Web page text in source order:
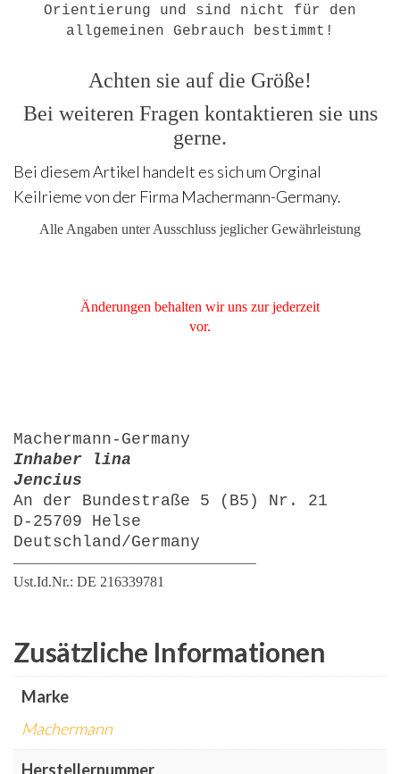
Orientierung und sind nicht für den
allgemeinen Gebrauch bestimmt!
Achten sie auf die Größe!
Bei weiteren Fragen kontaktieren sie uns
gerne.
Bei diesem Artikel handelt es sich um Orginal
Keilrieme von der Firma Machermann-Germany.
Alle Angaben unter Ausschluss jeglicher Gewährleistung
Änderungen behalten wir uns zur jederzeit
vor.
Machermann-Germany
Inhaber lina
Jencius
An der Bundestraße 5 (B5) Nr. 21
D-25709 Helse
Deutschland/Germany
—————————————————
Ust.Id.Nr.: DE 216339781
Zusätzliche Informationen
Marke
Machermann
Herstellernummer